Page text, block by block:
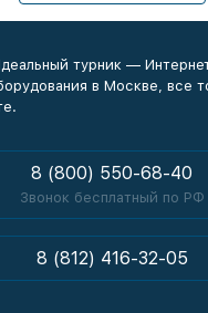
турник —
в Москве, все
8 (800) 550-68-40
Звонок бесплатный по РФ
8 (812) 416-32-05